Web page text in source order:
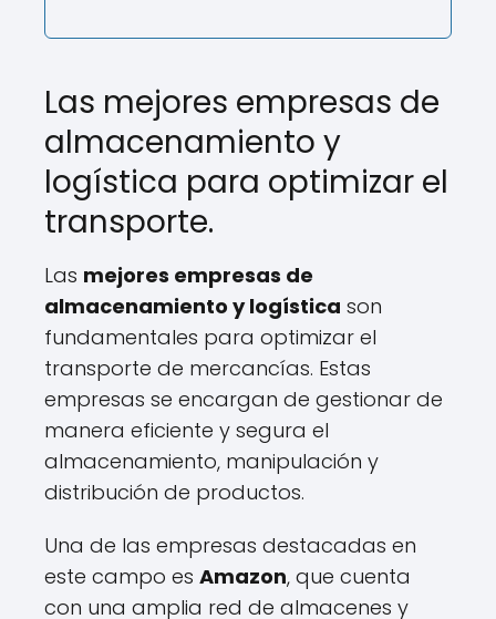
Las mejores empresas de
almacenamiento y
logística para optimizar el
transporte.
Las mejores empresas de
almacenamiento y logística son
fundamentales para optimizar el
transporte de mercancías. Estas
empresas se encargan de gestionar de
manera eficiente y segura el
almacenamiento, manipulación y
distribución de productos.
Una de las empresas destacadas en
este campo es Amazon, que cuenta
con una amplia red de almacenes y